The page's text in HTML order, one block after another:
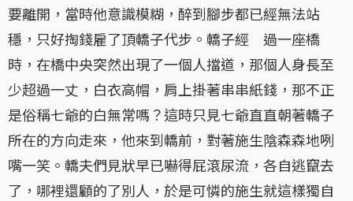
要離開，當時他意識模糊，醉到腳步都已經無法站
穩，只好掏錢雇了頂轎子代步。轎子經 過一座橋
時，在橋中央突然出現了一個人擋道，那個人身長至
少超過一丈，白衣高帽，肩上掛著串串紙錢，那不正
是俗稱七爺的白無常嗎？這時只見七爺直直朝著轎子
所在的方向走來，他來到轎前，對著施生陰森森地咧
嘴一笑。轎夫們見狀早已嚇得屁滾尿流，各自逃竄去
了，哪裡還顧的了別人，於是可憐的施生就這樣獨自